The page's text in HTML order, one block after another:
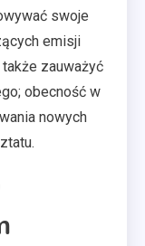
swoje
emisji
zauważyć
obecność w
nowych